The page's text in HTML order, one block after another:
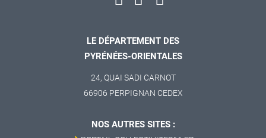
LE DÉPARTEMENT DES
PYRÉNÉES-ORIENTALES
24, QUAI SADI CARNOT
66906 PERPIGNAN CEDEX
NOS AUTRES SITES :